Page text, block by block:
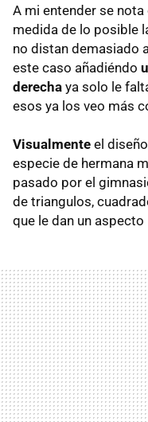
A mi entender se
medida de lo posible
no distan demasiado
este caso añadiéndo
derecha ya solo le
esos ya los veo más
Visualmente el
especie de hermana
pasado por el
de triangulos,
que le dan un